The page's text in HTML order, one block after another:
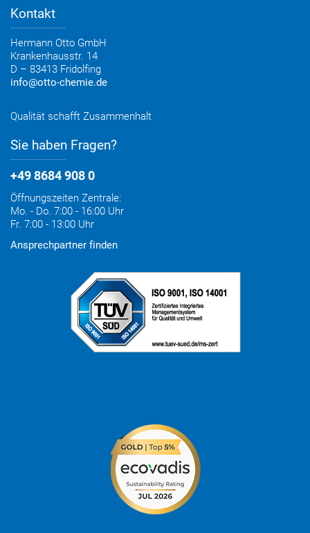
Medienportal
Elektronischer Rechnungsversand
Entsorgung & Verpackungsrücknahme
Kontakt
Hermann Otto GmbH
Krankenhausstr. 14
D – 83413 Fridolfing
info@otto-chemie.de
Qualität schafft Zusammenhalt
Sie haben Fragen?
+49 8684 908 0
Öffnungszeiten Zentrale:
Mo. - Do. 7:00 - 16:00 Uhr
Fr. 7:00 - 13:00 Uhr
Ansprechpartner finden